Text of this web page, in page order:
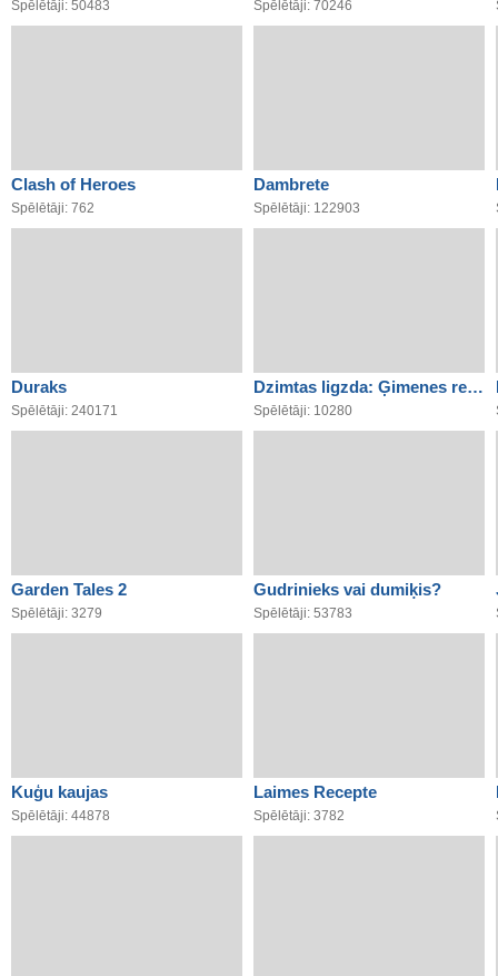
Spēlētāji: 50483 Spēlētāji: 70246
Clash of Heroes
Spēlētāji: 762
Dambrete
Spēlētāji: 122903
Duraks
Spēlētāji: 240171
Dzimtas ligzda: Ģimenes relikvijas
Spēlētāji: 10280
Garden Tales 2
Spēlētāji: 3279
Gudrinieks vai dumiķis?
Spēlētāji: 53783
Kuģu kaujas
Spēlētāji: 44878
Laimes Recepte
Spēlētāji: 3782